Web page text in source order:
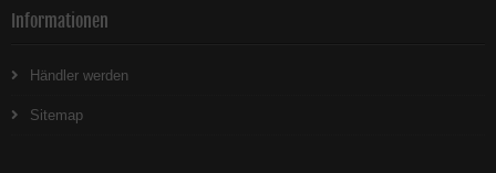
Informationen
Händler werden
Sitemap